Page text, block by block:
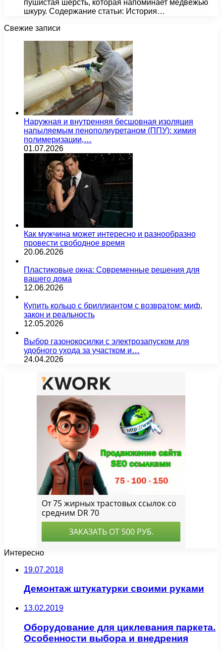
пушистая шерсть, которая напоминает медвежью
шкуру. Содержание статьи: История…
Свежие записи
Наружная и внутренняя бесшовная изоляция
напыляемым пенополиуретаном (ППУ): химия
полимеризации,…
01.07.2026
Как мужчина может интересно и разнообразно
провести свободное время
20.06.2026
Пластиковые окна: Современные решения для
вашего дома
12.06.2026
Купить кольцо с бриллиантом с возвратом: миф,
закон и реальность
12.05.2026
Выбор газонокосилки с электрозапуском для
удобного ухода за участком и…
24.04.2026
Интересно
19.07.2018
Демонтаж штукатурки своими руками
13.02.2019
Оборудование для циклевания паркета.
Особенности выбора и внедрения